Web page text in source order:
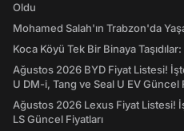
Oldu
Mohamed Salah'ın Trabzon'da
Koca Köyü Tek Bir Binaya
Ağustos 2026 BYD Fiyat Listesi!
U DM-i, Tang ve Seal U EV Güncel
Ağustos 2026 Lexus Fiyat Listesi!
LS Güncel Fiyatları